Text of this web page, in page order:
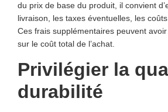
du prix de base du produit, il convient
livraison, les taxes éventuelles, les coûts
Ces frais supplémentaires peuvent
sur le coût total de l’achat.
Privilégier la
durabilité